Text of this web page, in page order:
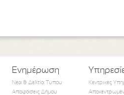
Ενημέρωση
Νέα & Δελτία Τύπου
Αποφάσεις Δήμου
Κεντρικές